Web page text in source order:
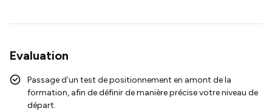
Evaluation
Passage d’un test de positionnement en amont de la
formation, afin de définir de manière précise votre niveau de
départ.